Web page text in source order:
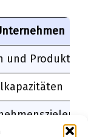
und